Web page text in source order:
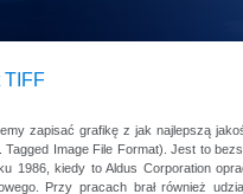
TIFF
zapisać grafikę z jak najlepszą
Tagged Image File Format). Jest to
1986, kiedy to Aldus Corporation
Przy pracach brał również